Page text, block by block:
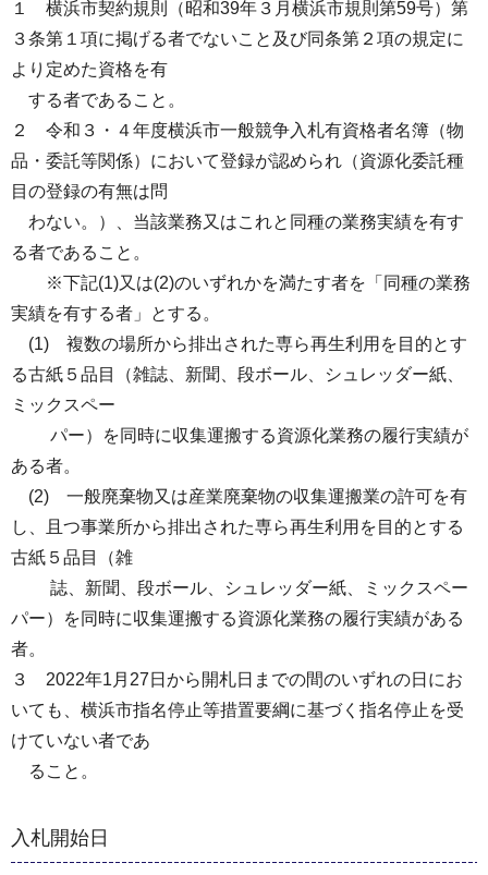
１ 横浜市契約規則（昭和39年３月横浜市規則第59号）第
３条第１項に掲げる者でないこと及び同条第２項の規定に
より定めた資格を有
する者であること。
２ 令和３・４年度横浜市一般競争入札有資格者名簿（物
品・委託等関係）において登録が認められ（資源化委託種
目の登録の有無は問
わない。）、当該業務又はこれと同種の業務実績を有す
る者であること。
※下記(1)又は(2)のいずれかを満たす者を「同種の業務
実績を有する者」とする。
(1) 複数の場所から排出された専ら再生利用を目的とす
る古紙５品目（雑誌、新聞、段ボール、シュレッダー紙、
ミックスペー
パー）を同時に収集運搬する資源化業務の履行実績が
ある者。
(2) 一般廃棄物又は産業廃棄物の収集運搬業の許可を有
し、且つ事業所から排出された専ら再生利用を目的とする
古紙５品目（雑
誌、新聞、段ボール、シュレッダー紙、ミックスペー
パー）を同時に収集運搬する資源化業務の履行実績がある
者。
３ 2022年1月27日から開札日までの間のいずれの日にお
いても、横浜市指名停止等措置要綱に基づく指名停止を受
けていない者であ
ること。
入札開始日